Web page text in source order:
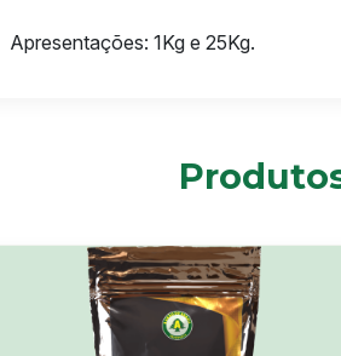
Apresentações: 1Kg e 25Kg.